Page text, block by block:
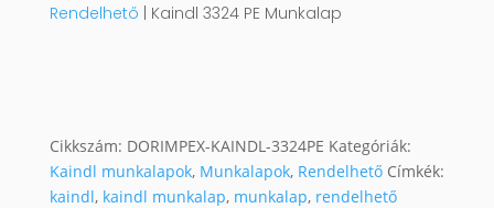
Rendelhető | Kaindl 3324 PE Munkalap
Cikkszám: DORIMPEX-KAINDL-3324PE Kategóriák:
Kaindl munkalapok, Munkalapok, Rendelhető Címkék:
kaindl, kaindl munkalap, munkalap, rendelhető